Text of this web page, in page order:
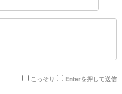
こっそり Enterを押して送信